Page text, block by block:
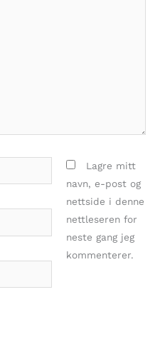
Lagre mitt
navn, e-post og
nettside i denne
nettleseren for
neste gang jeg
kommenterer.